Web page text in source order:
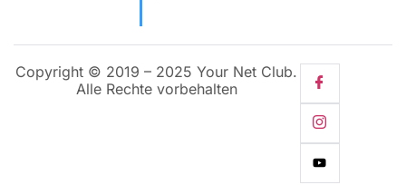
Copyright © 2019 – 2025 Your Net Club.
Alle Rechte vorbehalten